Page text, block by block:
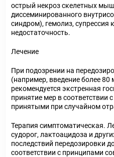
острый некроз скелетных
диссеминированного
синдром), гемолиз, супрессия
недостаточность.
Лечение
При подозрении на
(например, введение более 80
рекомендуется экстренная
принятие мер в
принятыми при случайном
Терапия симптоматическая.
судорог, лактоацидоза и
последствий передозировки
соответствии с принципами